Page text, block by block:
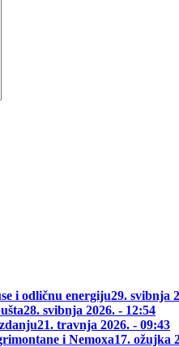
i odličnu energiju29. svibnja
28. svibnja 2026. - 12:54
21. travnja 2026. - 09:43
i Nemoxa17. ožujka